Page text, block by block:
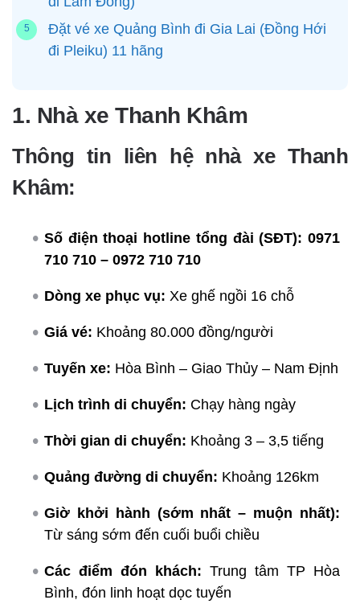
Đặt vé xe Quảng Bình đi Gia Lai (Đồng Hới
đi Pleiku) 11 hãng
1. Nhà xe Thanh Khâm
Thông tin liên hệ nhà xe Thanh
Khâm:
Số điện thoại hotline tổng đài (SĐT): 0971
710 710 – 0972 710 710
Dòng xe phục vụ: Xe ghế ngồi 16 chỗ
Giá vé: Khoảng 80.000 đồng/người
Tuyến xe: Hòa Bình – Giao Thủy – Nam Định
Lịch trình di chuyển: Chạy hàng ngày
Thời gian di chuyển: Khoảng 3 – 3,5 tiếng
Quảng đường di chuyển: Khoảng 126km
Giờ khởi hành (sớm nhất – muộn nhất):
Từ sáng sớm đến cuối buổi chiều
Các điểm đón khách: Trung tâm TP Hòa
Bình, đón linh hoạt dọc tuyến